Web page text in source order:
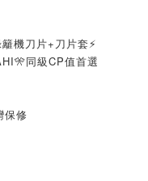
機刀片+刀片套⚡
同級CP值首選
保修